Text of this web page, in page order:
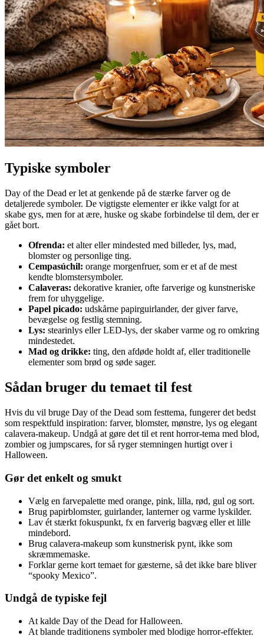
Typiske symboler
Day of the Dead er let at genkende på de stærke farver og de
detaljerede symboler. De vigtigste elementer er ikke valgt for at
skabe gys, men for at ære, huske og skabe forbindelse til dem, der er
gået bort.
Ofrenda: et alter eller mindested med billeder, lys, mad,
blomster og personlige ting.
Cempasúchil: orange morgenfruer, som er et af de mest
kendte blomstersymboler.
Calaveras: dekorative kranier, ofte farverige og kunstneriske
frem for uhyggelige.
Papel picado: udskårne papirguirlander, der giver farve,
bevægelse og festlig stemning.
Lys: stearinlys eller LED-lys, der skaber varme og ro omkring
mindestedet.
Mad og drikke: ting, den afdøde holdt af, eller traditionelle
elementer som brød og søde sager.
Sådan bruger du temaet til fest
Hvis du vil bruge Day of the Dead som festtema, fungerer det bedst
som respektfuld inspiration: farver, blomster, mønstre, lys og elegant
calavera-makeup. Undgå at gøre det til et rent horror-tema med blod,
zombier og jumpscares, for så ryger stemningen hurtigt over i
Halloween.
Gør det enkelt og smukt
Vælg en farvepalette med orange, pink, lilla, rød, gul og sort.
Brug papirblomster, guirlander, lanterner og varme lyskilder.
Lav ét stærkt fokuspunkt, fx en farverig bagvæg eller et lille
mindebord.
Brug calavera-makeup som kunstnerisk pynt, ikke som
skræmmemaske.
Forklar gerne kort temaet for gæsterne, så det ikke bare bliver
“spooky Mexico”.
Undgå de typiske fejl
At kalde Day of the Dead for Halloween.
At blande traditionens symboler med blodige horror-effekter.